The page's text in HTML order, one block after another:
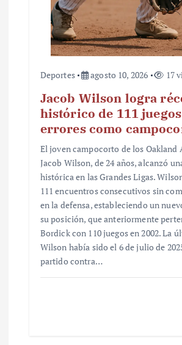
Deportes agosto 10, 2026 17
Jacob Wilson logra
histórico de 111
errores como
El joven campocorto de los Oakland
Jacob Wilson, de 24 años, alcanzó
histórica en las Grandes Ligas.
111 encuentros consecutivos sin
en la defensa, estableciendo un
su posición, que anteriormente
Bordick con 110 juegos en 2002. La
Wilson había sido el 6 de julio de
partido contra…